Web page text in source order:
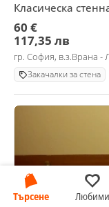
Търсене Любими
Класическа
60 €
117,35 лв
гр. София, в.з.Врана -
Закачалки за стена